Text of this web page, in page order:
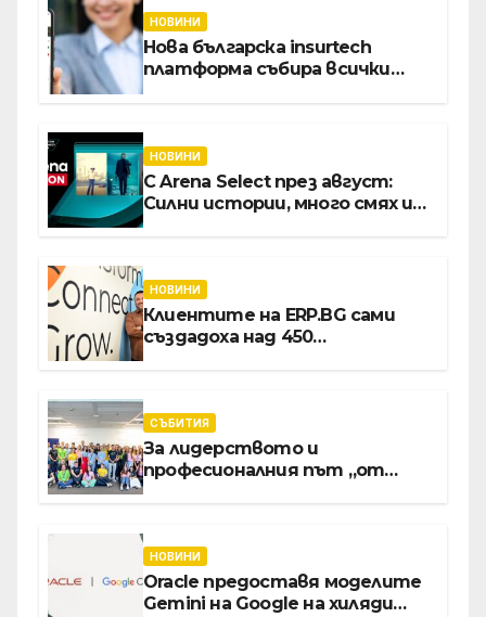
НОВИНИ
Нова българска insurtech
платформа събира всички
НОВИНИ
С Arena Select през август:
Силни истории, много смях и
НОВИНИ
Клиентите на ERP.BG сами
създадоха над 450
интелект
СЪБИТИЯ
За лидерството и
професионалния път „от
директор Асен Великов
НОВИНИ
Oracle предоставя моделите
Gemini на Google на хиляди